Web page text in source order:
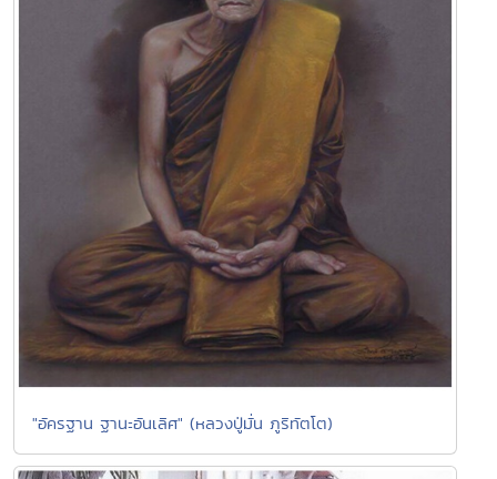
"อัครฐาน ฐานะอันเลิศ" (หลวงปู่มั่น ภูริทัตโต)